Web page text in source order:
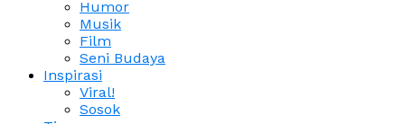
Humor
Musik
Film
Seni Budaya
Inspirasi
Viral!
Sosok